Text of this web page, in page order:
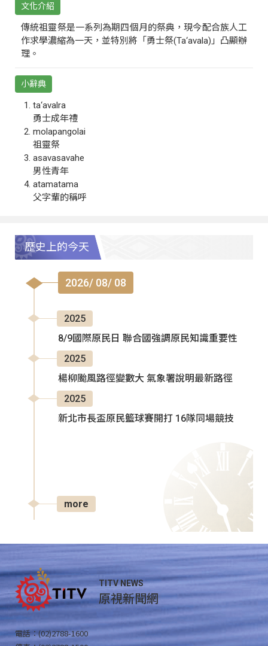
文化介紹
傳統祖靈祭是一系列為期四個月的祭典，現今配合族人工
作求學濃縮為一天，並特別將「勇士祭(Ta‘avala)」凸顯辦
理。
小辭典
ta‘avalra
勇士成年禮
molapangolai
祖靈祭
asavasavahe
男性青年
atamatama
父字輩的稱呼
歷史上的今天
2026/ 08/ 08
2025
8/9國際原民日 聯合國強調原民知識重要性
2025
楊柳颱風路徑變數大 氣象署說明最新路徑
2025
新北市長盃原民籃球賽開打 16隊同場競技
more
TITV NEWS
原視新聞網
電話：(02)2788-1600